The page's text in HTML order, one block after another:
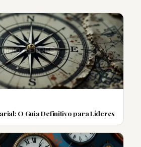
O Guia Definitivo para Líderes